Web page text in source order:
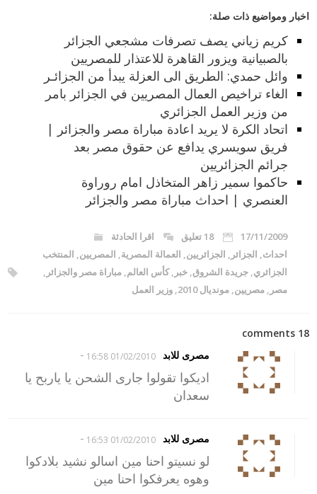
اخبار ومواضيع ذات صلة:
كريم زياني يصف تصرفات مشجعي الجزائر
بالصبيانية ويزور القاهرة للاعتذار للمصريين
وائل حمدي: الطريق الى العزلة يبدأ من الجزائـر
الغاء تراخيص العمال المصريين في الجزائر بامر
من وزير العمل الجزائري
اتحاد الكرة لا يريد اعادة مباراة مصر والجزائر |
فريق سويسري يدافع عن حقوق مصر بعد
جرائم الجزائريين
حاكموا سمير زاهر المتخاذل امام روراوة
العنصري | احداث مباراة مصر والجزائر
17/11/2009 18 تعليق
اقرا الحادثة
احداث, الجزائر , الجزائريين, العمالة المصرية, المصريين, المنتخب
الجزائري,جريدة الشروق,خبر ,كأس العالم,مباراة مصر والجزائر ,
مصر ,مصريين,مونديال 2010 ,وزير العمل
18 comments
مصرى للابد
01/02/2010 16:58
-
اديكوا تقولوا جارى الشحن يا ياربح يا
سعدان
مصرى للابد 01/02/2010 16:53
-
لو نسيتو احنا مين اسالو نشيد بلادكوا
وهوه يعرفكوا احنا مين